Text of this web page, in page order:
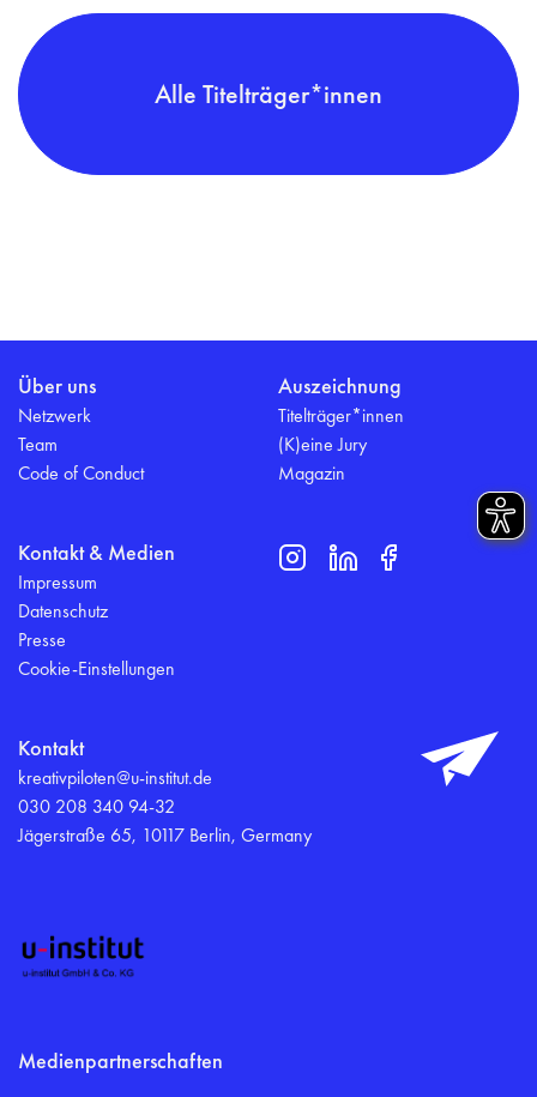
Alle Titelträger*innen
Über uns
Netzwerk
Team
Code of Conduct
Auszeichnung
Titelträger*innen
(K)eine Jury
Magazin
Kontakt & Medien
Impressum
Datenschutz
Presse
Cookie-Einstellungen
Kontakt
kreativpiloten@u-institut.de
030 208 340 94-32
Jägerstraße 65, 10117 Berlin, Germany
Medienpartnerschaften